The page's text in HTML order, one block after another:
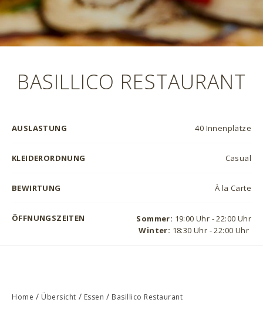
BASILLICO RESTAURANT
AUSLASTUNG 40 Innenplätze
KLEIDERORDNUNG Casual
BEWIRTUNG À la Carte
ÖFFNUNGSZEITEN Sommer: 19:00 Uhr - 22:00 Uhr
Winter: 18:30 Uhr - 22:00 Uhr
Home / Übersicht / Essen / Basillico Restaurant